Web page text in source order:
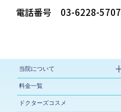
電話番号 03-6228-5707
当院について
料金一覧
ドクターズコスメ